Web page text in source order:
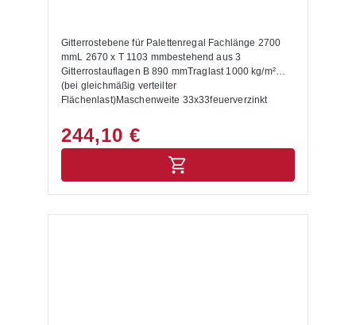
Gitterrostebene für Palettenregal Fachlänge 2700
mmL 2670 x T 1103 mmbestehend aus 3
Gitterrostauflagen B 890 mmTraglast 1000 kg/m²
(bei gleichmäßig verteilter
Flächenlast)Maschenweite 33x33feuerverzinkt
244,10 €